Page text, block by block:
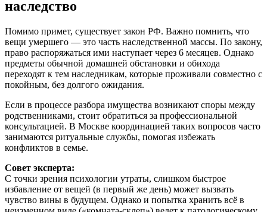
наследство
Помимо примет, существует закон РФ. Важно помнить, что
вещи умершего — это часть наследственной массы. По закону,
право распоряжаться ими наступает через 6 месяцев. Однако
предметы обычной домашней обстановки и обихода
переходят к тем наследникам, которые проживали совместно с
покойным, без долгого ожидания.
Если в процессе разбора имущества возникают споры между
родственниками, стоит обратиться за профессиональной
консультацией. В Москве координацией таких вопросов часто
занимаются ритуальные службы, помогая избежать
конфликтов в семье.
Совет эксперта:
С точки зрения психологии утраты, слишком быстрое
избавление от вещей (в первый же день) может вызвать
чувство вины в будущем. Однако и попытка хранить всё в